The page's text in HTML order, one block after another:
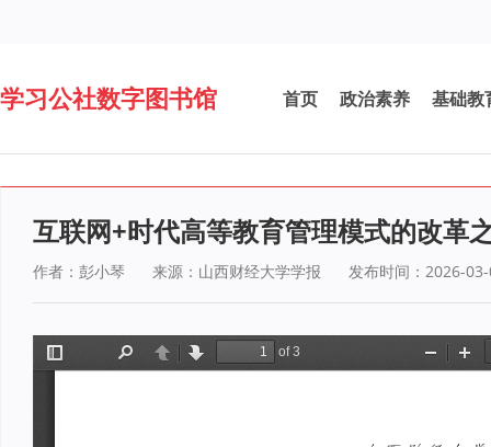
学习公社数字图书馆 首页 政治素养 基础教
互联网+时代高等教育管理模式的改革
作者：彭小琴 来源：山西财经大学学报 发布时间：2026-